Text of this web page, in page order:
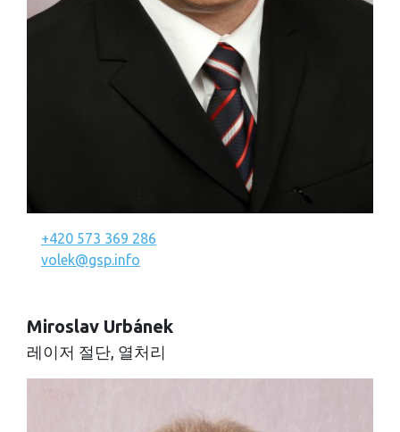
+420 573 369 286
volek@gsp.info
Miroslav Urbánek
레이저 절단, 열처리